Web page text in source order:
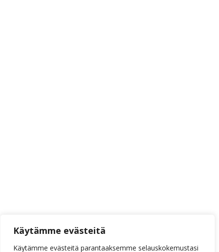
Käytämme evästeitä
Käytämme evästeitä parantaaksemme selauskokemustasi